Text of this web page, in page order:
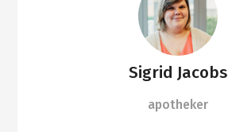
Sigrid Jacobs
apotheker